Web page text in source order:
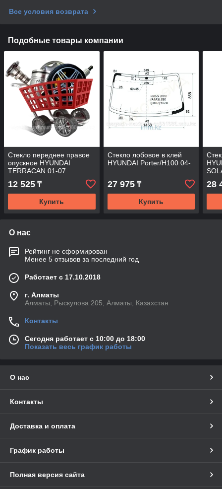
Все условия возврата
Подобные товары компании
Стекло переднее правое
опускное HYUNDAI
TERRACAN 01-07
12 525 ₸
Купить
Стекло лобовое в клей
HYUNDAI Porter/H100 04-
27 975₸
Купить
28
О нас
Рейтинг не сформирован
Менее 5 отзывов за последний год
Работает с 17.10.2018
г. Алматы
Алматы, Рыскулова 205, Алматы, Казахстан
Контакты
Сегодня работает с 10:00 до 18:00
Показать весь график работы
О нас
Контакты
Доставка и оплата
График работы
Полная версия сайта